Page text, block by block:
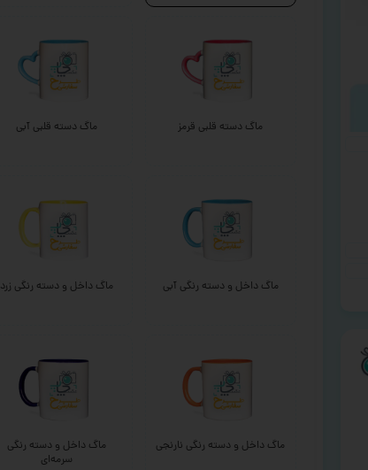
ماگ دسته قلبی قرمز ماگ دسته قلبی آبی
ماگ داخل و دسته رنگی آبی ماگ داخل و دسته رنگی زرد
ماگ داخل و دسته رنگی نارنجی
ماگ داخل و دسته رنگی
سرمه‌ای